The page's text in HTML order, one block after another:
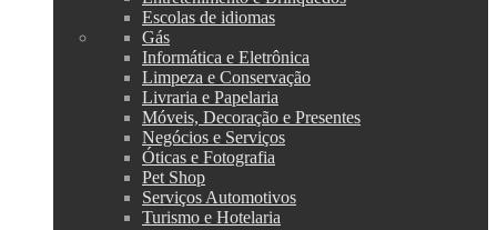
Escolas de idiomas
Gás
Informática e Eletrônica
Limpeza e Conservação
Livraria e Papelaria
Móveis, Decoração e Presentes
Negócios e Serviços
Óticas e Fotografia
Pet Shop
Serviços Automotivos
Turismo e Hotelaria